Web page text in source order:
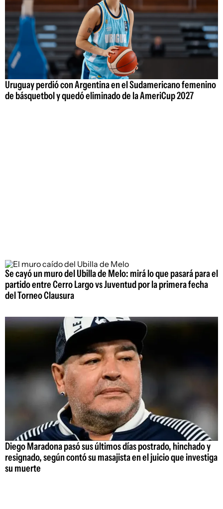
Uruguay perdió con Argentina en el Sudamericano femenino
de básquetbol y quedó eliminado de la AmeriCup 2027
Se cayó un muro del Ubilla de Melo: mirá lo que pasará para el
partido entre Cerro Largo vs Juventud por la primera fecha
del Torneo Clausura
Diego Maradona pasó sus últimos días postrado, hinchado y
resignado, según contó su masajista en el juicio que investiga
su muerte